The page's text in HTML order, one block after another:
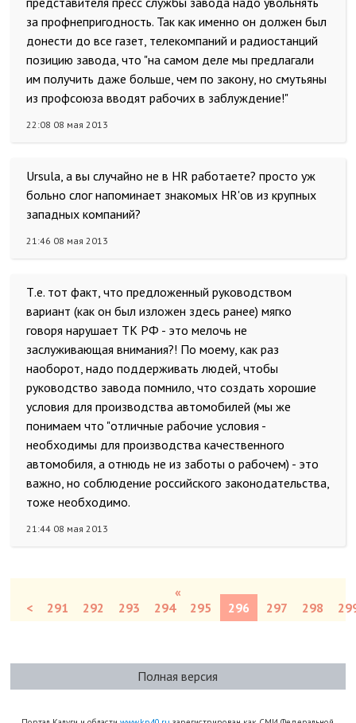
за профнепригодность. Так как именно он должен был
донести до все газет, телекомпаний и радиостанций
позицию завода, что "на самом деле мы предлагали
им получить даже больше, чем по закону, но смутьяны
из профсоюза вводят рабочих в заблуждение!"
22:08 08 мая 2013
Ursula, а вы случайно не в HR работаете? просто уж
больно слог напоминает знакомых HR'ов из крупных
западных компаний?
21:46 08 мая 2013
Т.е. тот факт, что предложенный руководством
вариант (как он был изложен здесь ранее) мягко
говоря нарушает ТК РФ - это мелочь не
заслуживающая внимания?! По моему, как раз
наоборот, надо поддерживать людей, чтобы
руководство завода помнило, что создать хорошие
условия для производства автомобилей (мы же
понимаем что "отличные рабочие условия -
необходимы для производства качественного
автомобиля, а отнюдь не из заботы о рабочем) - это
важно, но соблюдение российского законодательства,
тоже необходимо.
21:44 08 мая 2013
«
<
291 292 293 294 295 296 297 298
Полная версия